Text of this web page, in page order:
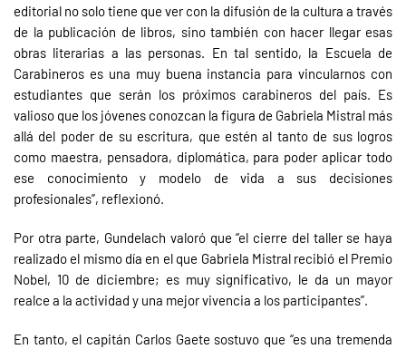
editorial no solo tiene que ver con la difusión de la cultura a través
de la publicación de libros, sino también con hacer llegar esas
obras literarias a las personas. En tal sentido, la Escuela de
Carabineros es una muy buena instancia para vincularnos con
estudiantes que serán los próximos carabineros del país. Es
valioso que los jóvenes conozcan la figura de Gabriela Mistral más
allá del poder de su escritura, que estén al tanto de sus logros
como maestra, pensadora, diplomática, para poder aplicar todo
ese conocimiento y modelo de vida a sus decisiones
profesionales”, reflexionó.
Por otra parte, Gundelach valoró que “el cierre del taller se haya
realizado el mismo día en el que Gabriela Mistral recibió el Premio
Nobel, 10 de diciembre; es muy significativo, le da un mayor
realce a la actividad y una mejor vivencia a los participantes”.
En tanto, el capitán Carlos Gaete sostuvo que “es una tremenda